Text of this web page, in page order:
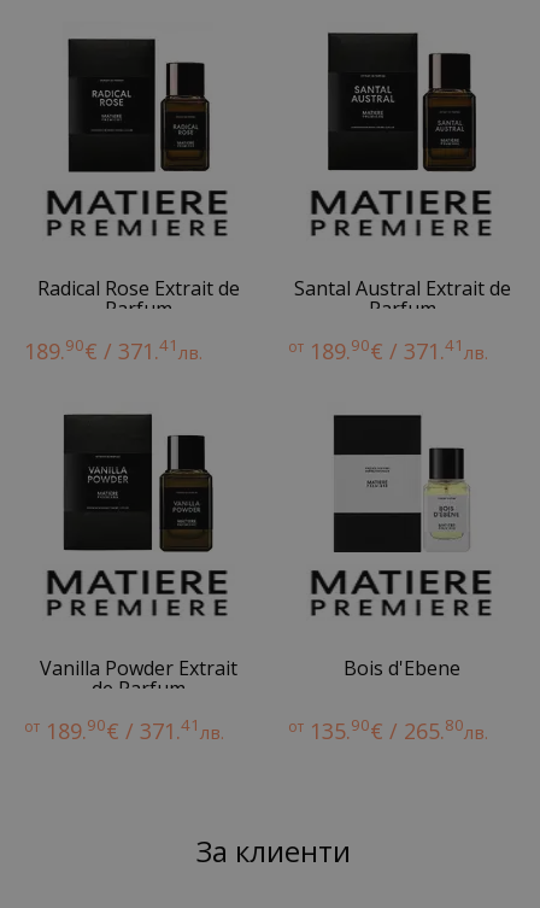
Radical Rose Extrait de
Parfum
189.90€ / 371.41лв.
Santal Austral Extrait de
Parfum
от 189.90€ / 371.41лв.
Vanilla Powder Extrait
de Parfum
от 189.90€ / 371.41лв.
Bois d'Ebene
от 135.90€ / 265.80лв.
За клиенти